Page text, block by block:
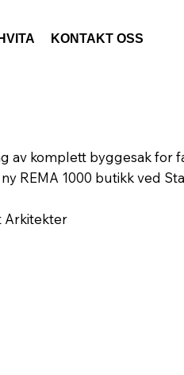
KONTAKT OSS
av komplett byggesak for
REMA 1000 butikk ved
Arkitekter